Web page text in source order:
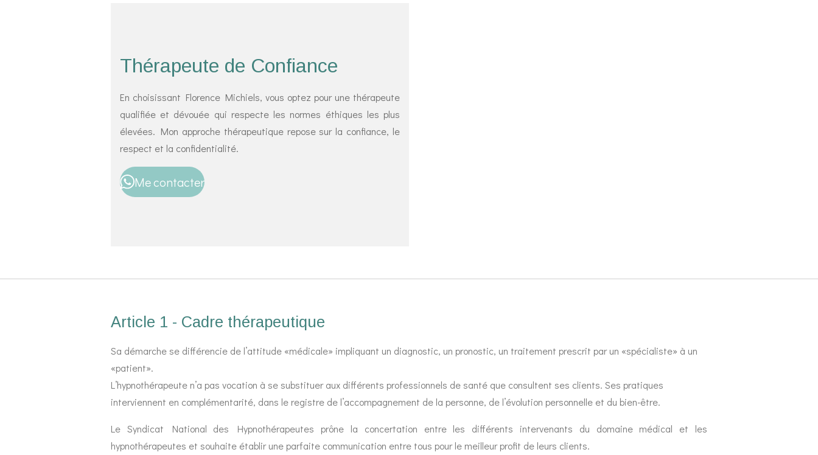
Thérapeute de Confiance
En choisissant Florence Michiels, vous optez pour une thérapeute
qualifiée et dévouée qui respecte les normes éthiques les plus
élevées. Mon approche thérapeutique repose sur la confiance, le
respect et la confidentialité.
Me contacter
Article 1 - Cadre thérapeutique
Sa démarche se différencie de l’attitude «médicale» impliquant un diagnostic, un pronostic, un traitement prescrit par un «spécialiste» à un
«patient».
L’hypnothérapeute n’a pas vocation à se substituer aux différents professionnels de santé que consultent ses clients. Ses pratiques
interviennent en complémentarité, dans le registre de l’accompagnement de la personne, de l’évolution personnelle et du bien-être.
Le Syndicat National des Hypnothérapeutes prône la concertation entre les différents intervenants du domaine médical et les
hypnothérapeutes et souhaite établir une parfaite communication entre tous pour le meilleur profit de leurs clients.